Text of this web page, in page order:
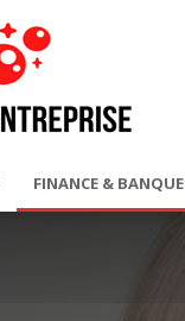
AFRAA
FINANCE & BANQUE